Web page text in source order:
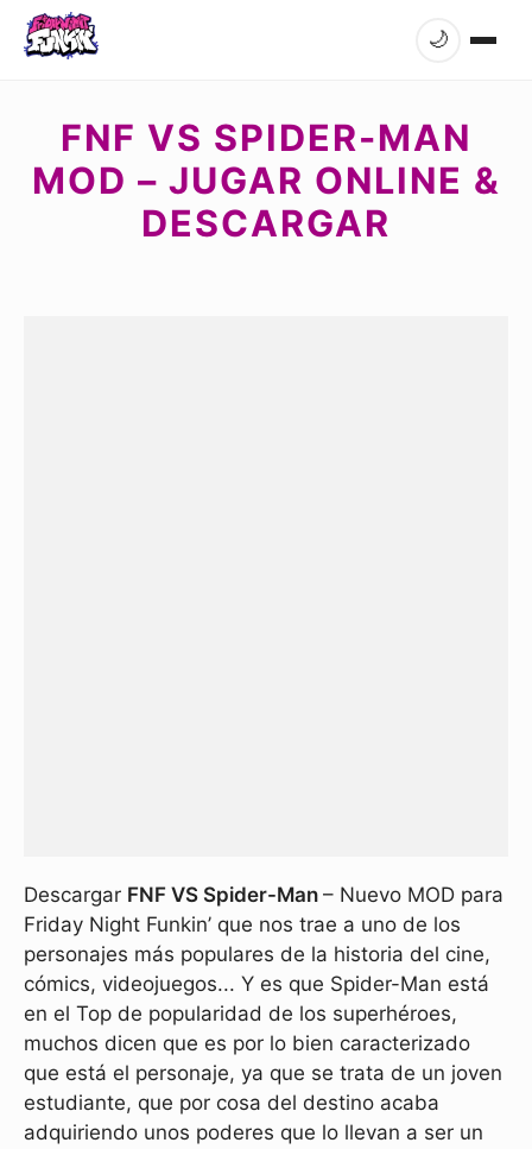
🌙
FNF VS SPIDER-MAN
MOD – JUGAR ONLINE &
DESCARGAR
Descargar FNF VS Spider-Man – Nuevo MOD para
Friday Night Funkin’ que nos trae a uno de los
personajes más populares de la historia del cine,
cómics, videojuegos... Y es que Spider-Man está
en el Top de popularidad de los superhéroes,
muchos dicen que es por lo bien caracterizado
que está el personaje, ya que se trata de un joven
estudiante, que por cosa del destino acaba
adquiriendo unos poderes que lo llevan a ser un